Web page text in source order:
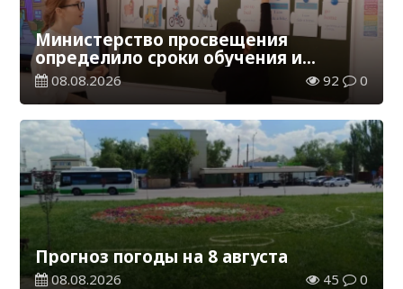
Министерство просвещения
определило сроки обучения и
каникул на 2026-2027 учебный год
08.08.2026 92 0
Прогноз погоды на 8 августа
08.08.2026 45 0